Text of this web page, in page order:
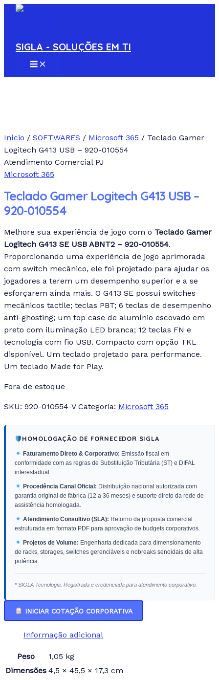
Ir
conteúdo
SIGLA - SOLUÇÕES EM TI
MAIN
Início / SOFTWARES / Microsoft 365 / Teclado Gamer
Logitech G413 USB – 920-010554
Atendimento Comercial PJ
Microsoft 365
Teclado Gamer Logitech G413 USB –
920-010554
Melhore sua experiência de jogo com o Teclado Gamer
Logitech G413 SE USB ABNT2 – 920-010554.
Proporcionando uma experiência de jogo aprimorada
com switch mecânico, ele foi projetado para ajudar os
jogadores a terem um desempenho superior e a se
esforçarem ainda mais. O G413 SE possui switches
mecânicos tactile; teclas PBT; 6 teclas de desempenho
anti-ghosting; um top case de alumínio escovado em
preto com iluminação LED branca; 12 teclas FN e
tecnologia com fio USB. Compacto com opção TKL
disponível. Um teclado projetado para performance.
Um teclado Made for Play.
Fora de estoque
SKU: 920-010554-V Categoria: Microsoft 365
HOMOLOGAÇÃO DE FORNECEDOR SIGLA
Faturamento Direto & Corporativo: Emissão fiscal em
conformidade com as regras de Substituição Tributária (ST) e DIFAL
interestadual.
Procedência Canal Oficial: Distribuição nacional autorizada com
garantia original de fábrica (12 a 36 meses) e suporte direto da rede de
assistência homologada.
Atendimento Consultivo (SLA): Retorno da proposta comercial
estruturada em formato PDF para aprovação de budgets corporativos.
Projetos de Volume: Engenharia dedicada para dimensionamento
de racks, storages, switches gerenciáveis e nobreaks senoidais de alta
potência.
* SIGLA Tecnologia: Registrada e credenciada para atendimento corporativo.
INICIAR COTAÇÃO CORPORATIVA
Informação adicional
Peso
1,05 kg
Dimensões 4,5 × 45,5 × 17,3 cm